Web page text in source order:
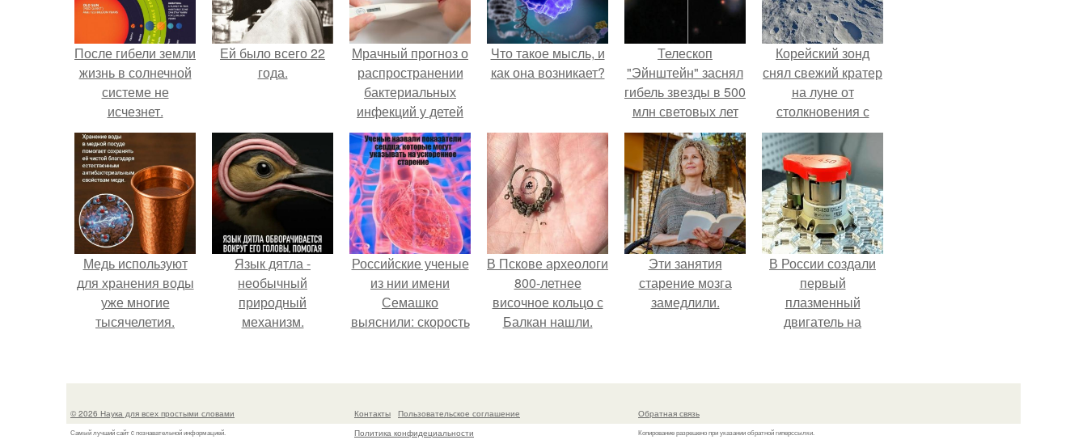
После гибели земли
жизнь в солнечной
системе не
исчезнет.
Ей было всего 22
года.
Мрачный прогноз о
распространении
бактериальных
инфекций у детей
вышел.
Что такое мысль, и
как она возникает?
Телескоп
"Эйнштейн" заснял
гибель звезды в 500
млн световых лет
от земли.
Корейский зонд
снял свежий кратер
на луне от
столкновения с
обломком Falcon 9.
Медь используют
для хранения воды
уже многие
тысячелетия.
Язык дятла -
необычный
природный
механизм.
Российские ученые
из нии имени
Семашко
выяснили: скорость
состояния сосудов
В Пскове археологи
800-летнее
височное кольцо с
Балкан нашли.
Эти занятия
старение мозга
замедлили.
В России создали
первый
плазменный
двигатель на
© 2026 Наука для всех простыми словами
Самый лучший сайт c познавательной информацией.
Контакты
Пользовательское соглашение
Политика конфидециальности
Обратная связь
Копирование разрешено при указании обратной гиперссылки.